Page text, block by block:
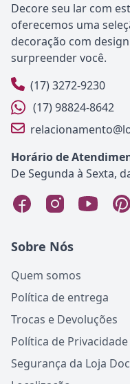
Decore seu lar com
oferecemos uma
decoração com
surpreender você.
(17) 3272-9230
(17) 98824-8642
Horário de
De Segunda à Sexta,
Sobre Nós
Quem somos
Política de entrega
Trocas e Devoluções
Política de Privacidade
Segurança da Loja